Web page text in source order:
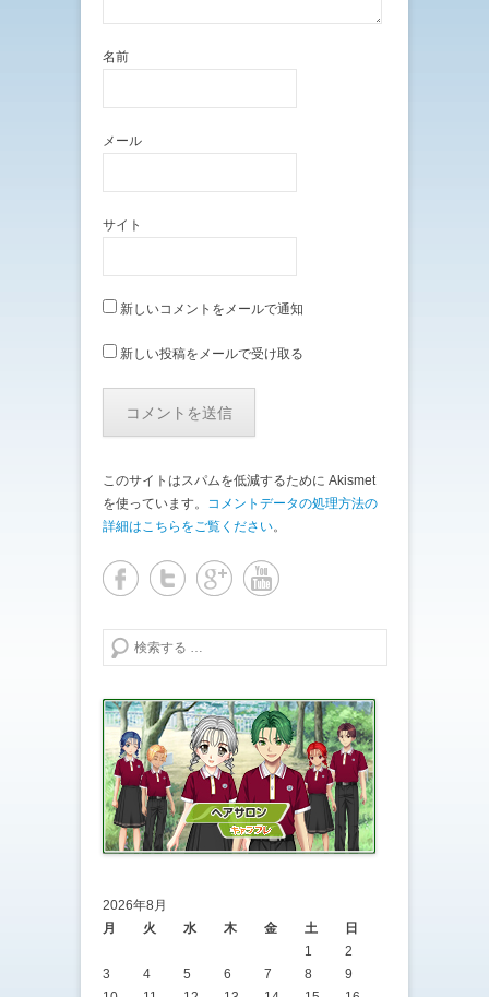
名前
メール
サイト
新しいコメントをメールで通知
新しい投稿をメールで受け取る
このサイトはスパムを低減するために Akismet
を使っています。 コメントデータの処理方法の
詳細はこちらをご覧ください。
検索する
2026年8月
月
火 水 木 金 土
日
1
2
3
4 5 6 7 8
9